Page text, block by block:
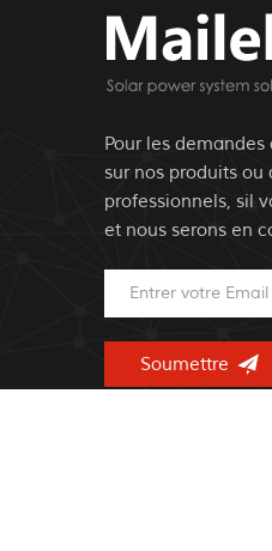
Pour les
sur nos produits ou
professionnels, sil
et nous serons en